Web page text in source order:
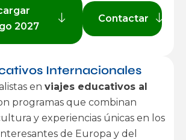
2027
Contactar
Internacionales
en viajes educativos al
programas que combinan
y experiencias únicas en los
de Europa y del